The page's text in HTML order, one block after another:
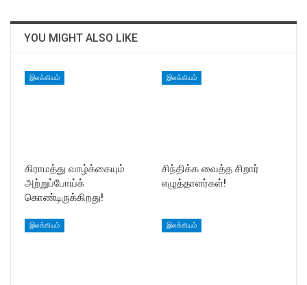
YOU MIGHT ALSO LIKE
இலக்கியம்
கிராமத்து வாழ்க்கையும்
அற்றுப்போய்க்
கொண்டிருக்கிறது!
இலக்கியம்
சிந்திக்க வைத்த சிறார்
எழுத்தாளர்கள்!
இலக்கியம் இலக்கியம்